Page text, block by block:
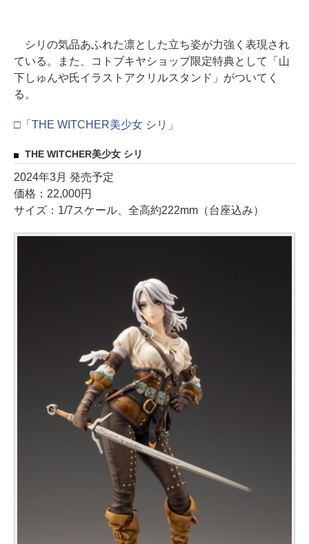
シリの気品あふれた凛とした立ち姿が力強く表現され
ている。また、コトブキヤショップ限定特典として「山
下しゅんや氏イラストアクリルスタンド」がついてく
る。
□「THE WITCHER美少女 シリ」
THE WITCHER美少女 シリ
2024年3月 発売予定
価格：22,000円
サイズ：1/7スケール、全高約222mm（台座込み）